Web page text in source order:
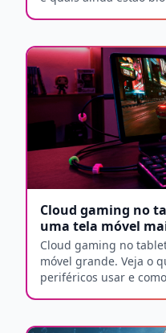
Cloud gaming no
uma tela móvel
Cloud gaming no
móvel grande. Veja o
periféricos usar e